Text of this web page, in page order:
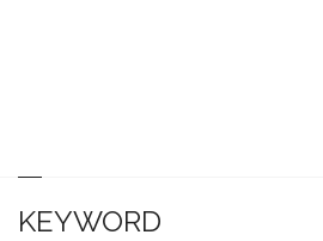
KEYWORD